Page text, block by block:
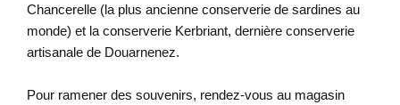
Chancerelle (la plus ancienne conserverie de sardines au
monde) et la conserverie Kerbriant, dernière conserverie
artisanale de Douarnenez.
Pour ramener des souvenirs, rendez-vous au magasin